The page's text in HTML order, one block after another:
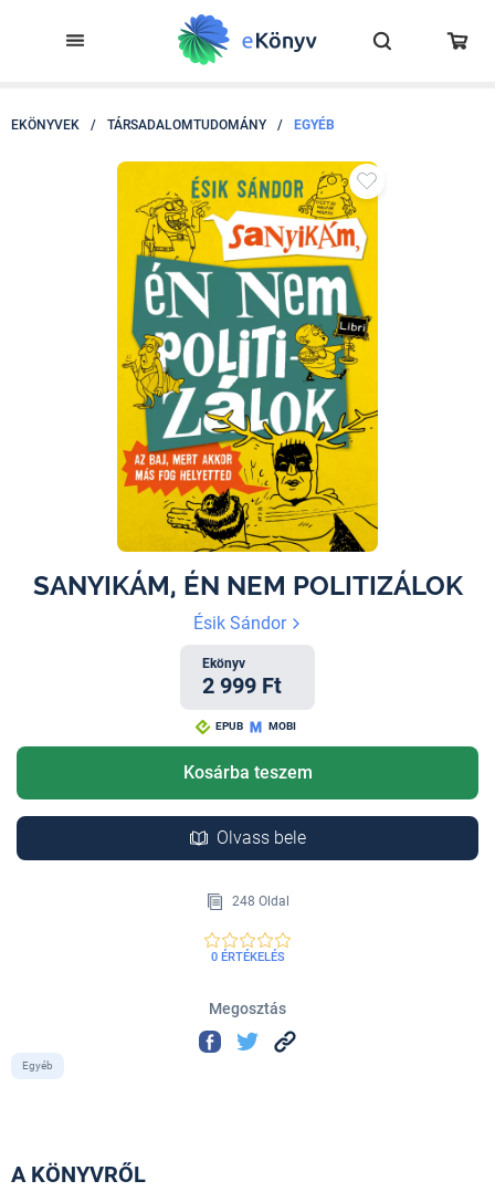
EKÖNYVEK / TÁRSADALOMTUDOMÁNY / EGYÉB
SANYIKÁM, ÉN NEM POLITIZÁLOK
Ésik Sándor
Ekönyv
2 999 Ft
EPUB MOBI
Kosárba teszem
Olvass bele
248 Oldal
0 ÉRTÉKELÉS
Megosztás
Egyéb
A KÖNYVRŐL